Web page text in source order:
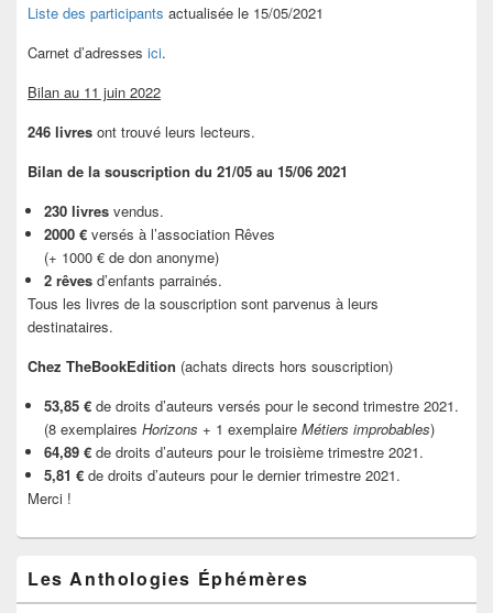
Liste des participants actualisée le 15/05/2021
Carnet d’adresses ici.
Bilan au 11 juin 2022
246 livres ont trouvé leurs lecteurs.
Bilan de la souscription du 21/05 au 15/06 2021
230 livres vendus.
2000 € versés à l’association Rêves
(+ 1000 € de don anonyme)
2 rêves d’enfants parrainés.
Tous les livres de la souscription sont parvenus à leurs
destinataires.
Chez TheBookEdition (achats directs hors souscription)
53,85 € de droits d’auteurs versés pour le second trimestre 2021.
(8 exemplaires Horizons + 1 exemplaire Métiers improbables)
64,89 € de droits d’auteurs pour le troisième trimestre 2021.
5,81 € de droits d’auteurs pour le dernier trimestre 2021.
Merci !
Les Anthologies Éphémères